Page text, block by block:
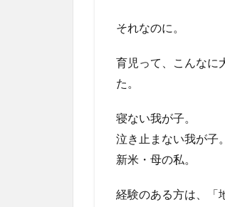
それなのに。
育児って、こんなに
た。
寝ない我が子。
泣き止まない我が子。
新米・母の私。
経験のある方は、「